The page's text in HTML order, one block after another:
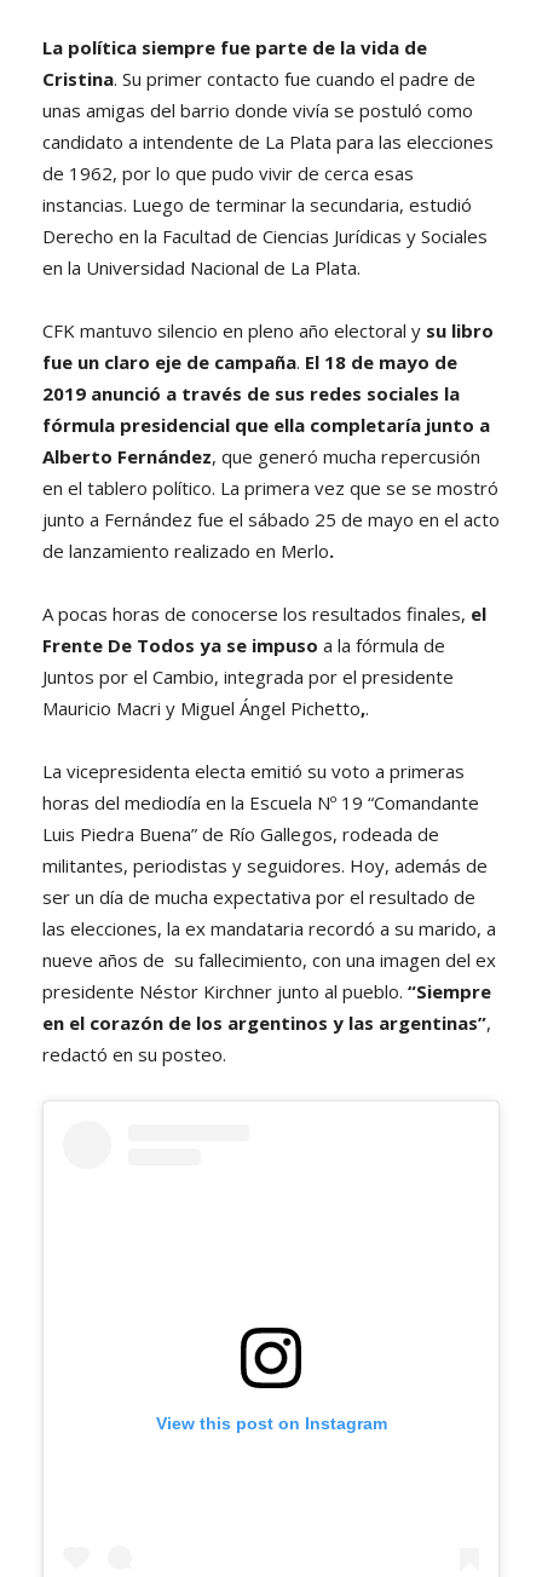
La política siempre fue parte de la vida de
Cristina. Su primer contacto fue cuando el padre de
unas amigas del barrio donde vivía se postuló como
candidato a intendente de La Plata para las elecciones
de 1962, por lo que pudo vivir de cerca esas
instancias. Luego de terminar la secundaria, estudió
Derecho en la Facultad de Ciencias Jurídicas y Sociales
en la Universidad Nacional de La Plata.
CFK mantuvo silencio en pleno año electoral y su libro
fue un claro eje de campaña. El 18 de mayo de
2019 anunció a través de sus redes sociales la
fórmula presidencial que ella completaría junto a
Alberto Fernández, que generó mucha repercusión
en el tablero político. La primera vez que se se mostró
junto a Fernández fue el sábado 25 de mayo en el acto
de lanzamiento realizado en Merlo.
A pocas horas de conocerse los resultados finales, el
Frente De Todos ya se impuso a la fórmula de
Juntos por el Cambio, integrada por el presidente
Mauricio Macri y Miguel Ángel Pichetto,.
La vicepresidenta electa emitió su voto a primeras
horas del mediodía en la Escuela Nº 19 “Comandante
Luis Piedra Buena” de Río Gallegos, rodeada de
militantes, periodistas y seguidores. Hoy, además de
ser un día de mucha expectativa por el resultado de
las elecciones, la ex mandataria recordó a su marido, a
nueve años de su fallecimiento, con una imagen del ex
presidente Néstor Kirchner junto al pueblo. “Siempre
en el corazón de los argentinos y las argentinas”,
redactó en su posteo.
View this post on Instagram